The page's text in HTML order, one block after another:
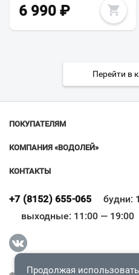
6 990 ₽
Перейти в
ПОКУПАТЕЛЯМ
КОМПАНИЯ «ВОДОЛЕЙ»
КОНТАКТЫ
+7 (8152) 655-065
будни:
выходные: 11:00 — 19:00
Всё верно
Продолжая